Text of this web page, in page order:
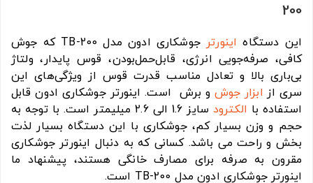
200
این دستگاه اینورتر
جوشکاری ادون مدل TB-200 که جوش
کافی، صرفه‌جویی انرژی، قابل‌حمل‌بودن، قوس پایدار، ولتاژ
بی‌باری بالا و تعادل مناسب قدرت قوس از ویژگی‌های این
سری از ابزار جوش و برش است. اینورتر جوشکاری ادون قابل
استفاده با الکترود
سایز 1.6 الی 2.6 میلیمتر است. با توجه به
حجم و وزن بسیار کم، جوشکاری با این دستگاه بسیار لذت
بخش و راحت می باشد. کسانی که به دنبال اینورتر جوشکاری
مقرون به صرفه برای مصارف خانگی هستند، پیشنهاد ما
اینورتر جوشکاری ادون مدل TB-200 است.